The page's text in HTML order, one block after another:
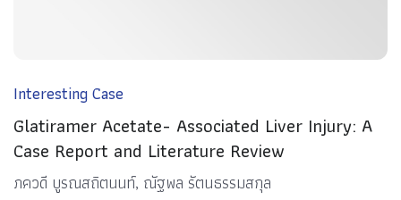
Interesting Case
Glatiramer Acetate- Associated Liver Injury: A
Case Report and Literature Review
ภควดี บูรณสถิตนนท์, ณัฐพล รัตนธรรมสกุล